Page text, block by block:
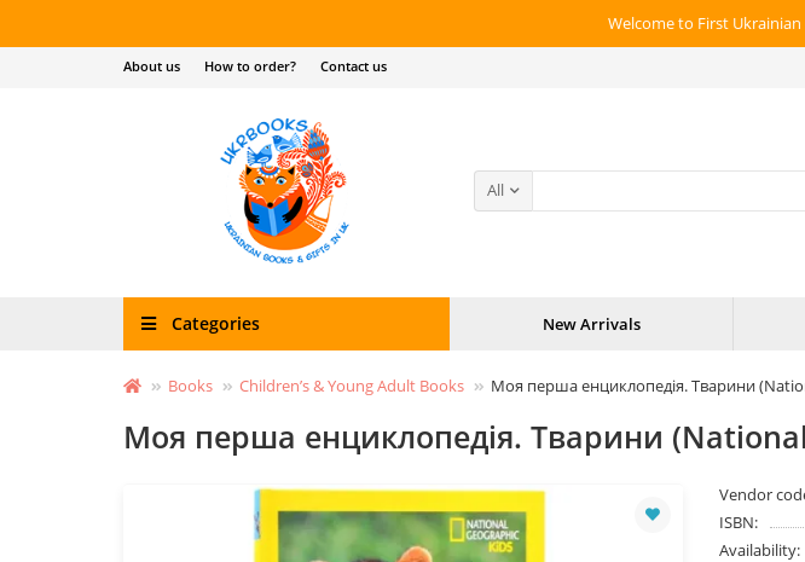
Welcome to First
About us How to order? Contact us
All
Categories New Arrivals
Books Children’s & Young Adult Books Моя перша енциклопедія. Тварини
Моя перша енциклопедія. Тварини
Vendor
ISBN:
Availability: